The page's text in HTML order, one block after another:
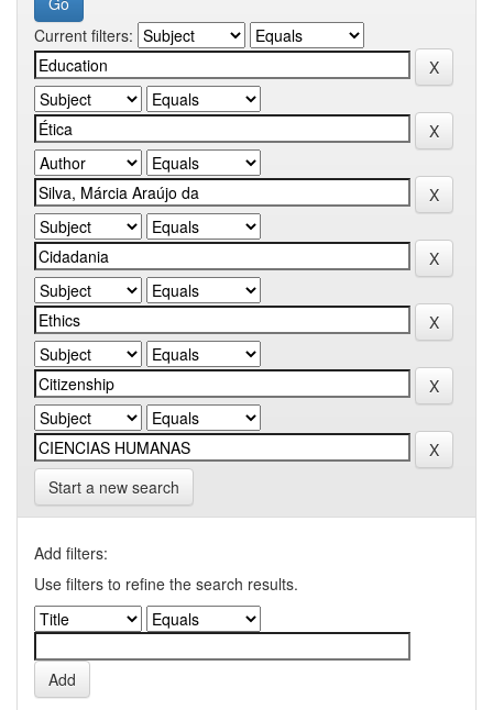
Current filters:
Start a new search
Add filters:
Use filters to refine the search results.